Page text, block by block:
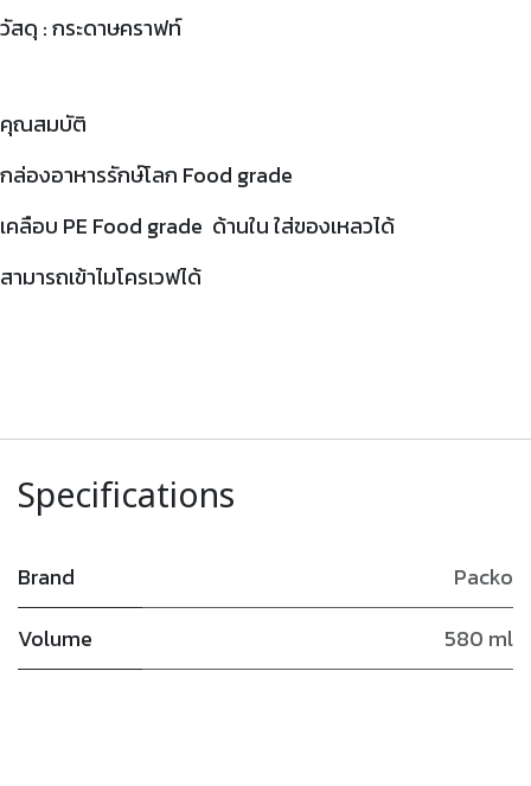
วัสดุ : กระดาษคราฟท์
คุณสมบัติ
กล่องอาหารรักษ์โลก Food grade
เคลือบ PE Food grade ด้านใน ใส่ของเหลวได้
สามารถเข้าไมโครเวฟได้
Specifications
Brand
Packo
Volume
580 ml